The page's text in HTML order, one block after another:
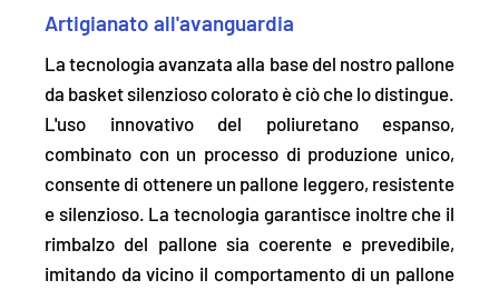
Artigianato all'avanguardia
La tecnologia avanzata alla base del nostro pallone
da basket silenzioso colorato è ciò che lo distingue.
L'uso innovativo del poliuretano espanso,
combinato con un processo di produzione unico,
consente di ottenere un pallone leggero, resistente
e silenzioso. La tecnologia garantisce inoltre che il
rimbalzo del pallone sia coerente e prevedibile,
imitando da vicino il comportamento di un pallone